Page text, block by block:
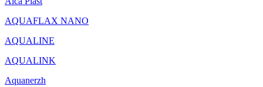
AQUAFLAX NANO
AQUALINE
AQUALINK
Aquanerzh